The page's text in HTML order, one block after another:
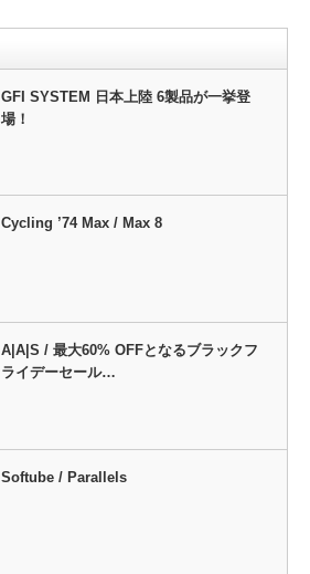
GFI SYSTEM 日本上陸 6製品が一挙登
場！
Cycling ’74 Max / Max 8
A|A|S / 最大60% OFFとなるブラックフ
ライデーセール…
Softube / Parallels